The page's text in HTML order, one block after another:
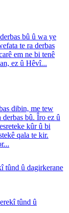
bû û wa ye
te ra derbas
em ne bi tenê
ez û Hêvî...
dibin, me tew
bû. Îro ez û
kûr û bi
qala te kir.
tûnd û dagirkerane